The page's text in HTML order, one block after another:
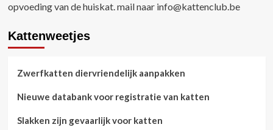
opvoeding van de huiskat. mail naar info@kattenclub.be
Kattenweetjes
Zwerfkatten diervriendelijk aanpakken
Nieuwe databank voor registratie van katten
Slakken zijn gevaarlijk voor katten